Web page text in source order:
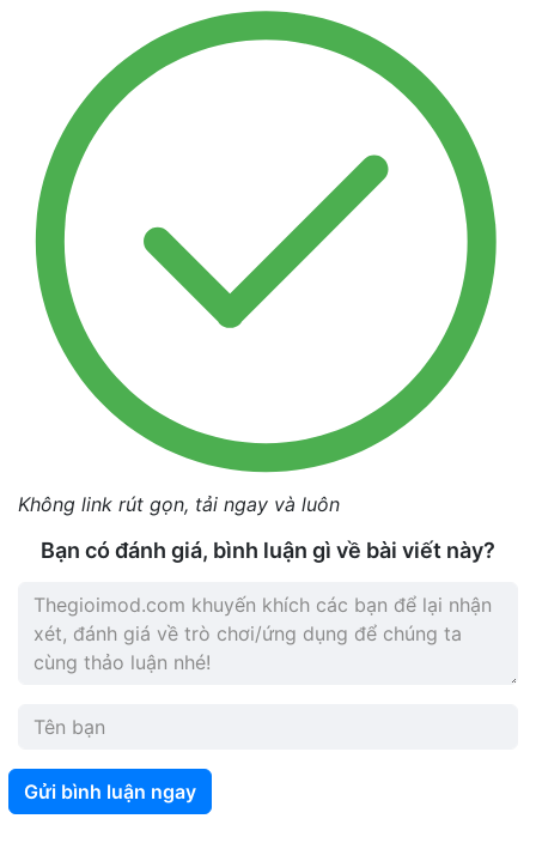
Không link rút gọn, tải ngay và luôn
Bạn có đánh giá, bình luận gì về bài viết này?
Gửi bình luận ngay